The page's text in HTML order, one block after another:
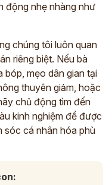
động nhẹ nhàng như
chúng tôi luôn quan
riêng biệt. Nếu bà
bóp, mẹo dân gian tại
thuyên giảm, hoặc
chủ động tìm đến
kinh nghiệm để được
sóc cá nhân hóa phù